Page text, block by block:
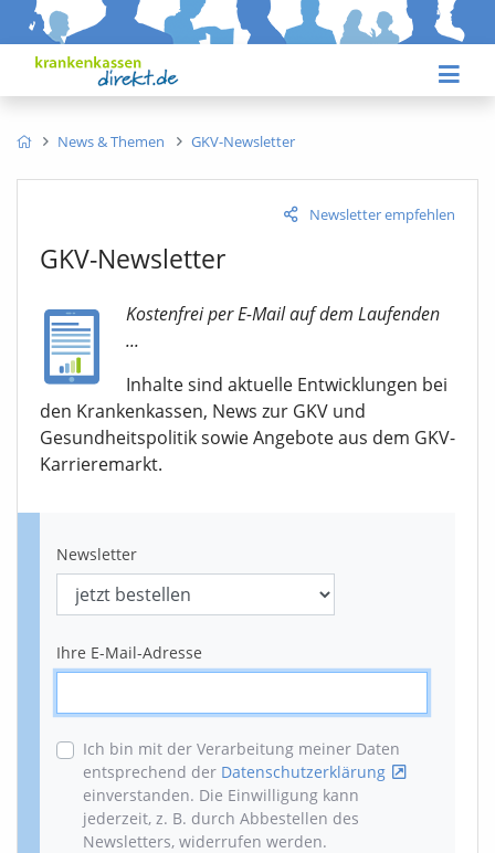
News & Themen GKV-Newsletter
Newsletter empfehlen
GKV-Newsletter
Kostenfrei per E-Mail auf dem Laufenden
...
Inhalte sind aktuelle Entwicklungen bei
den Krankenkassen, News zur GKV und
Gesundheitspolitik sowie Angebote aus dem GKV-
Karrieremarkt.
Newsletter
Ihre E-Mail-Adresse
Ich bin mit der Verarbeitung meiner Daten
entsprechend der Datenschutzerklärung
einverstanden. Die Einwilligung kann
jederzeit, z. B. durch Abbestellen des
Newsletters, widerrufen werden.